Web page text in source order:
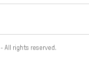
All rights reserved.